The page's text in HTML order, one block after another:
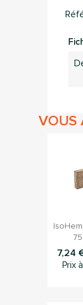
VOUS

7,24
Prix